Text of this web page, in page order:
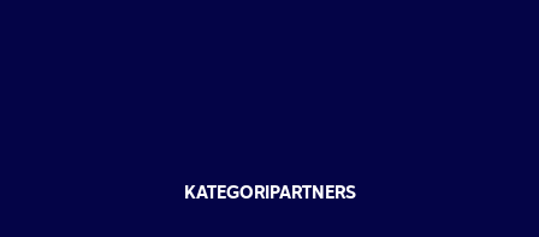
KATEGORIPARTNERS